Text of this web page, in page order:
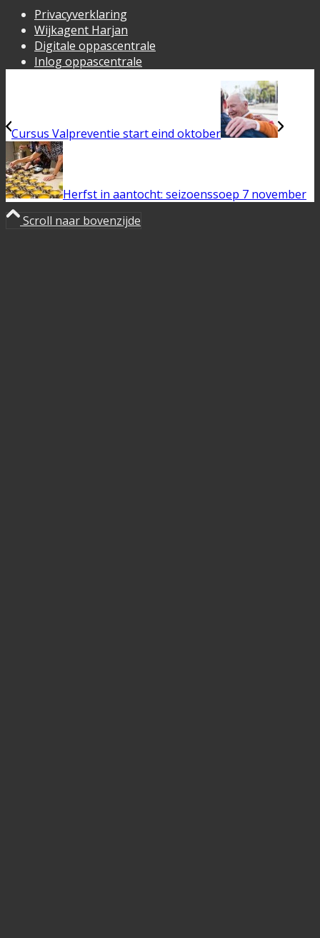
Privacyverklaring
Wijkagent Harjan
Digitale oppascentrale
Inlog oppascentrale
Cursus Valpreventie start eind oktober
Herfst in aantocht: seizoenssoep 7 november
Scroll naar bovenzijde